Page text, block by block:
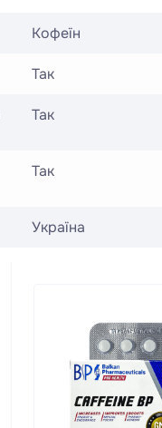
Кофеїн
Так
Так
Так
Україна